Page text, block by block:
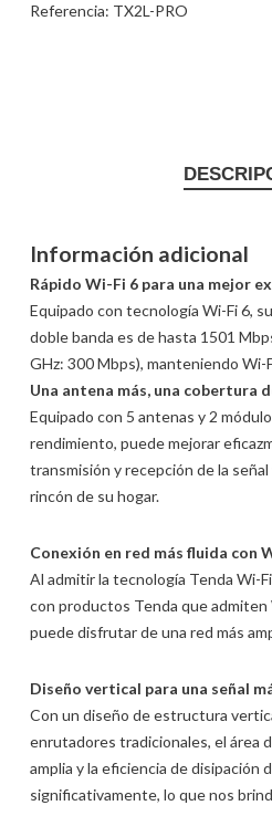
Referencia: TX2L-PRO
Información adicional
Rápido Wi-Fi 6 para una mejor
Equipado con tecnología Wi-Fi 6,
doble banda es de hasta 1501
GHz: 300 Mbps), manteniendo Wi-
Una antena más, una cobertura
Equipado con 5 antenas y 2
rendimiento, puede mejorar
transmisión y recepción de la
rincón de su hogar.
Conexión en red más fluida con
Al admitir la tecnología Tenda Wi-
con productos Tenda que admiten
puede disfrutar de una red más
Diseño vertical para una señal
Con un diseño de estructura
enrutadores tradicionales, el área
amplia y la eficiencia de disipación
significativamente, lo que nos